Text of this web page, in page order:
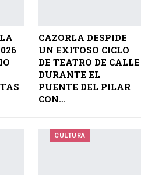
CAZORLA DESPIDE
UN EXITOSO CICLO
DE TEATRO DE CALLE
DURANTE EL
PUENTE DEL PILAR
CON…
CULTURA